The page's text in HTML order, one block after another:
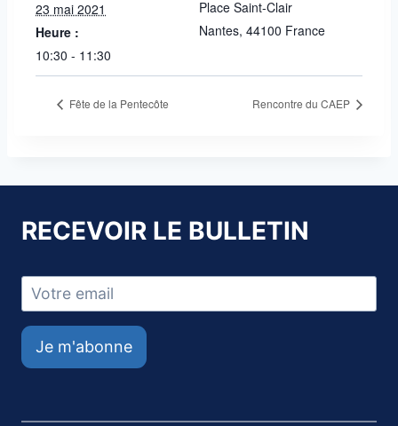
23 mai 2021
Heure :
10:30 - 11:30
Place Saint-Clair
Nantes, 44100 France
Fête de la Pentecôte Rencontre du CAEP
RECEVOIR LE BULLETIN
Je m'abonne